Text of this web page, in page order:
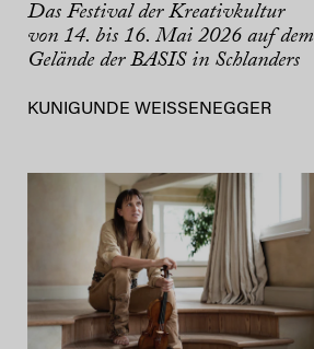
Das Festival der Kreativkultur
von 14. bis 16. Mai 2026 auf dem
Gelände der BASIS in Schlanders
KUNIGUNDE WEISSENEGGER